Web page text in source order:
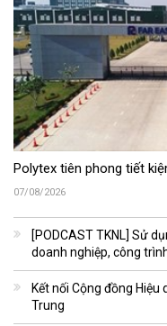
Polytex tiên phong tiết
07/08/2026
[PODCAST TKNL] Sử
doanh nghiệp, công
Kết nối Cộng đồng
Trung